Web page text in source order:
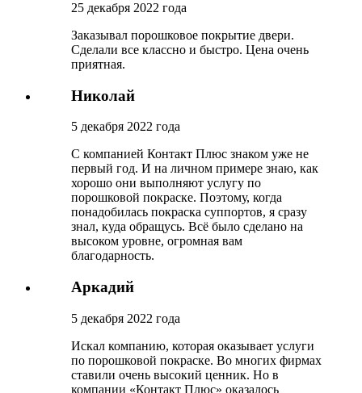
25 декабря 2022 года
Заказывал порошковое покрытие двери.
Сделали все классно и быстро. Цена очень
приятная.
Николай
5 декабря 2022 года
С компанией Контакт Плюс знаком уже не
первый год. И на личном примере знаю, как
хорошо они выполняют услугу по
порошковой покраске. Поэтому, когда
понадобилась покраска суппортов, я сразу
знал, куда обращусь. Всё было сделано на
высоком уровне, огромная вам
благодарность.
Аркадий
5 декабря 2022 года
Искал компанию, которая оказывает услуги
по порошковой покраске. Во многих фирмах
ставили очень высокий ценник. Но в
компании «Контакт Плюс» оказалось